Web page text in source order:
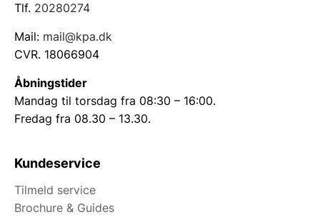
Tlf. 20280274
Mail: mail@kpa.dk
CVR. 18066904
Åbningstider
Mandag til torsdag fra 08:30 – 16:00.
Fredag fra 08.30 – 13.30.
Kundeservice
Tilmeld service
Brochure & Guides